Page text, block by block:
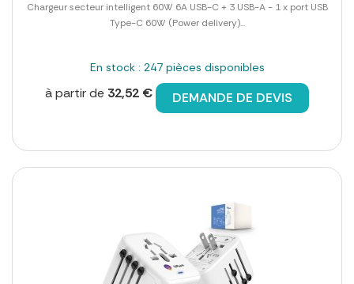
Chargeur secteur intelligent 60W 6A USB-C + 3 USB-A - 1 x port USB
Type-C 60W (Power delivery)...
En stock : 247 pièces disponibles
à partir de 32,52 € DEMANDE DE DEVIS